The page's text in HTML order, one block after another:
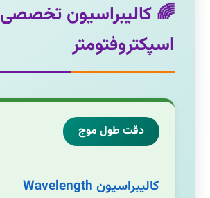
🌈 کالیبراسیون تخصصی
اسپکتروفتومتر
دقت طول موج
کالیبراسیون Wavelength